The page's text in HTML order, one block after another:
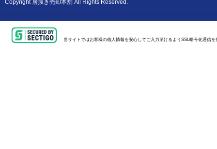
Copyright 居抜き売却本舗 All Rights Reserved.
当サイトではお客様の個人情報を安心してご入力頂けるようSSL暗号化通信